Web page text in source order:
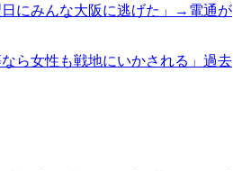
日にみんな大阪に逃げた」→電通が
ら女性も戦地にいかされる」過去